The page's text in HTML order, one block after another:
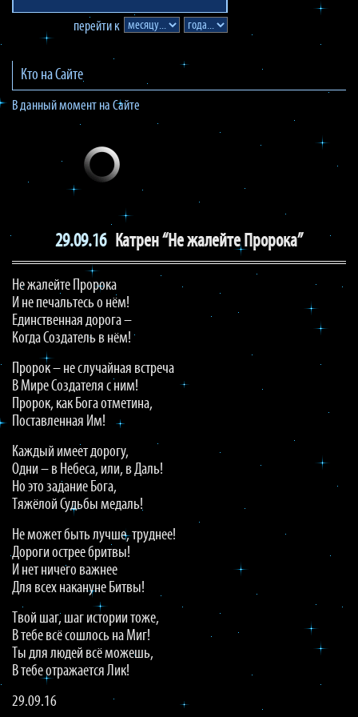
перейти к
Кто на Сайте
В данный момент на Сайте
29.09.16 Катрен “Не жалейте Пророка”
Не жалейте Пророка
И не печальтесь о нём!
Единственная дорога –
Когда Создатель в нём!
Пророк – не случайная встреча
В Мире Создателя с ним!
Пророк, как Бога отметина,
Поставленная Им!
Каждый имеет дорогу,
Одни – в Небеса, или, в Даль!
Но это задание Бога,
Тяжёлой Судьбы медаль!
Не может быть лучше, труднее!
Дороги острее бритвы!
И нет ничего важнее
Для всех накануне Битвы!
Твой шаг, шаг истории тоже,
В тебе всё сошлось на Миг!
Ты для людей всё можешь,
В тебе отражается Лик!
29.09.16